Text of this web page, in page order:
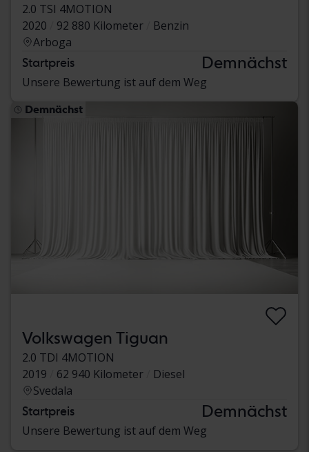
2.0 TSI 4MOTION
2020
92 880 Kilometer
Benzin
Arboga
Startpreis Demnächst
Unsere Bewertung ist auf dem Weg
Demnächst
Volkswagen Tiguan
2.0 TDI 4MOTION
2019
62 940 Kilometer
Diesel
Svedala
Startpreis Demnächst
Unsere Bewertung ist auf dem Weg